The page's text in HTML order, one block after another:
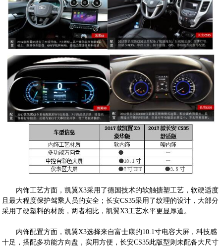
内饰工艺方面，凯翼X3采用了德国技术的软触搪塑工艺，软硬适度
且最大程度保护驾乘人员的安全；长安CS35采用了纹理的设计，大部分
采用了硬塑料的材质，两者相比，凯翼X3工艺水平更显厚道。
内饰配置方面，凯翼X3选择来自富士康的10.1寸电容大屏，科技感
十足，搭配多功能方向盘，实用方便，长安CS35此版型则未配备大尺寸